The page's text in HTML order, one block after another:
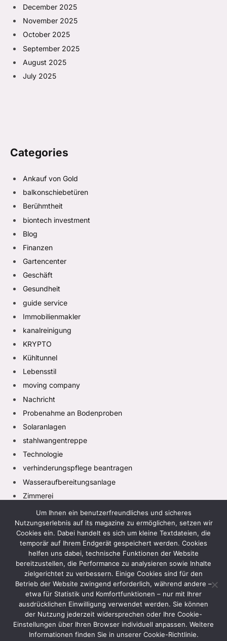
December 2025
November 2025
October 2025
September 2025
August 2025
July 2025
Categories
Ankauf von Gold
balkonschiebetüren
Berühmtheit
biontech investment
Blog
Finanzen
Gartencenter
Geschäft
Gesundheit
guide service
Immobilienmakler
kanalreinigung
KRYPTO
Kühltunnel
Lebensstil
moving company
Nachricht
Probenahme an Bodenproben
Solaranlagen
stahlwangentreppe
Technologie
verhinderungspflege beantragen
Wasseraufbereitungsanlage
Zimmerei
Facebook
X
(Twitter)
InstagramPinterestTikTok
HEIM
DATENSCHUTZRICHTLINIE
GESCHÄFTSBEDINGUNGEN
HAFTUNGSAUSSCHLUSS
KONTAKTIEREN SIE UNS
ÜBER UNS
Um Ihnen ein benutzerfreundliches und sicheres
Nutzungserlebnis auf its magazine zu ermöglichen, setzen wir
Cookies ein. Dabei handelt es sich um kleine Textdateien, die
temporär auf Ihrem Endgerät gespeichert werden. Cookies
helfen uns dabei, technische Funktionen der Website
bereitzustellen, die Performance zu analysieren sowie Inhalte
zielgerichtet zu verbessern. Einige Cookies sind für den
Betrieb der Website zwingend erforderlich, während andere –
etwa für Statistik und Komfortfunktionen – nur mit Ihrer
ausdrücklichen Einwilligung verwendet werden. Sie können
der Nutzung jederzeit widersprechen oder Ihre Cookie-
Einstellungen über Ihren Browser individuell anpassen. Weitere
Informationen finden Sie in unserer Cookie-Richtlinie.